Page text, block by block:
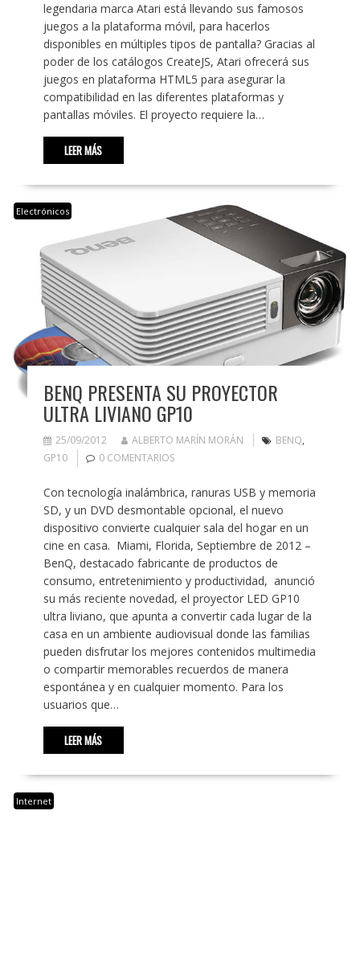
legendaria marca Atari está llevando sus famosos
juegos a la plataforma móvil, para hacerlos
disponibles en múltiples tipos de pantalla? Gracias al
poder de los catálogos CreateJS, Atari ofrecerá sus
juegos en plataforma HTML5 para asegurar la
compatibilidad en las diferentes plataformas y
pantallas móviles. El proyecto requiere la…
LEER MÁS
Electrónicos
BENQ PRESENTA SU PROYECTOR
ULTRA LIVIANO GP10
25/09/2012 ALBERTO MARÍN MORÁN BENQ,
GP10
0 COMENTARIOS
Con tecnología inalámbrica, ranuras USB y memoria
SD, y un DVD desmontable opcional, el nuevo
dispositivo convierte cualquier sala del hogar en un
cine en casa. Miami, Florida, Septiembre de 2012 –
BenQ, destacado fabricante de productos de
consumo, entretenimiento y productividad, anunció
su más reciente novedad, el proyector LED GP10
ultra liviano, que apunta a convertir cada lugar de la
casa en un ambiente audiovisual donde las familias
pueden disfrutar los mejores contenidos multimedia
o compartir memorables recuerdos de manera
espontánea y en cualquier momento. Para los
usuarios que…
LEER MÁS
Internet